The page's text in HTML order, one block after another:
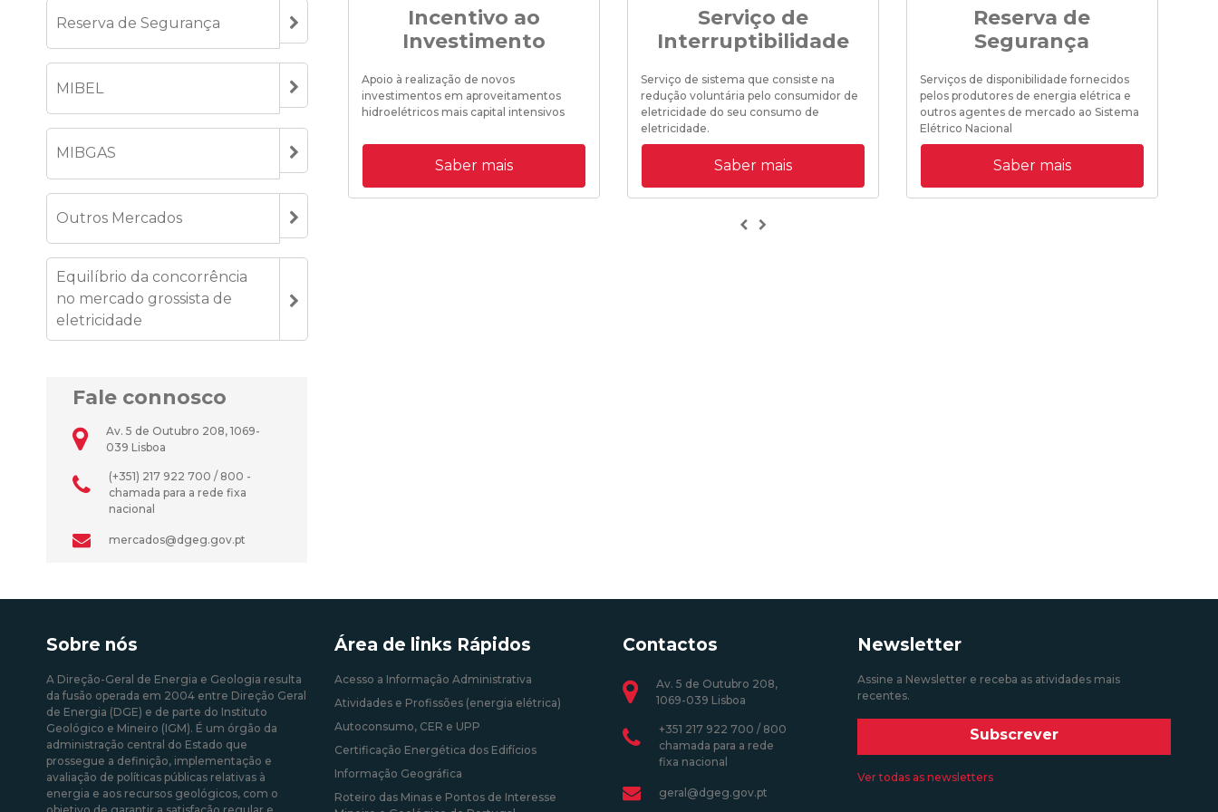
Reserva de Segurança
MIBEL
MIBGAS
Outros Mercados
Equilíbrio da concorrência
no mercado grossista de
eletricidade
Fale connosco
Av. 5 de Outubro 208, 1069-
039 Lisboa
(+351) 217 922 700 / 800 -
chamada para a rede fixa
nacional
mercados@dgeg.gov.pt
Incentivo ao
Investimento
Apoio à realização de novos
investimentos em aproveitamentos
hidroelétricos mais capital intensivos
Saber mais
Serviço de
Interruptibilidade
Serviço de sistema que consiste na
redução voluntária pelo consumidor de
eletricidade do seu consumo de
eletricidade.
Saber mais
Reserva de
Segurança
Serviços de disponibilidade fornecidos
pelos produtores de energia elétrica e
outros agentes de mercado ao Sistema
Elétrico Nacional
Saber mais
Previous
Sobre nós
A Direção-Geral de Energia e Geologia resulta
da fusão operada em 2004 entre Direção Geral
de Energia (DGE) e de parte do Instituto
Geológico e Mineiro (IGM). É um órgão da
administração central do Estado que
prossegue a definição, implementação e
avaliação de políticas públicas relativas à
energia e aos recursos geológicos, com o
Área de links Rápidos
Acesso a Informação Administrativa
Atividades e Profissões (energia elétrica)
Autoconsumo, CER e UPP
Certificação Energética dos Edifícios
Informação Geográfica
Roteiro das Minas e Pontos de Interesse
Contactos
Av. 5 de Outubro 208,
1069-039 Lisboa
+351 217 922 700 / 800
chamada para a rede
fixa nacional
geral@dgeg.gov.pt
Newsletter
Assine a Newsletter e receba as atividades mais
recentes.
Subscrever
Ver todas as newsletters